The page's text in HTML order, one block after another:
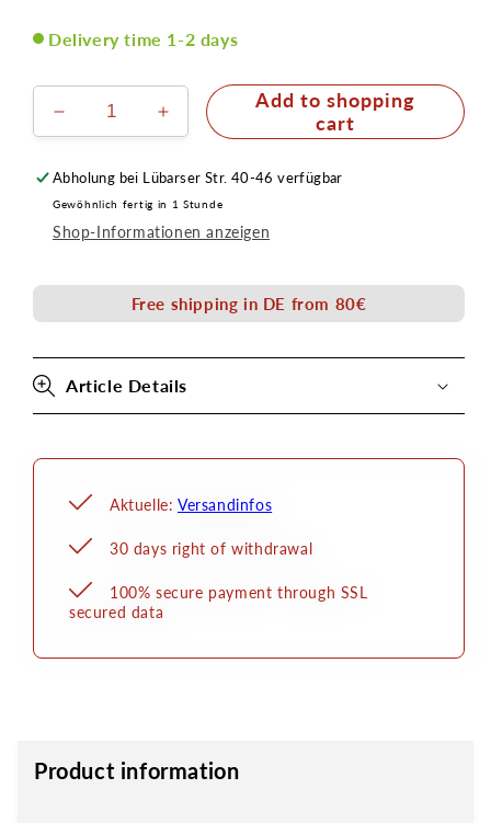
Delivery time 1-2 days
Reduce
the
amount
for
6
colors
palette
&
Color
Increase
the
amount
for
6
colors
palette
Face
&
Color
Add to shopping
cart
Abholung bei Lübarser Str. 40-46 verfügbar
Gewöhnlich fertig in 1 Stunde
Shop-Informationen anzeigen
Free shipping in DE from 80€
Article Details
Aktuelle: Versandinfos
30 days right of withdrawal
100% secure payment through SSL
secured data
Product information